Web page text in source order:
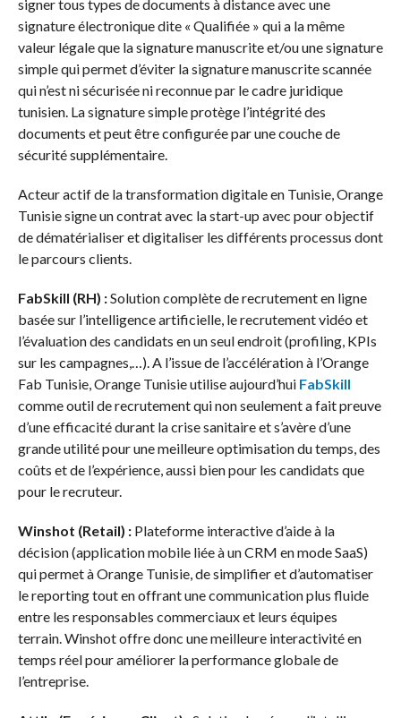
signer tous types de documents à distance avec une
signature électronique dite « Qualifiée » qui a la même
valeur légale que la signature manuscrite et/ou une signature
simple qui permet d’éviter la signature manuscrite scannée
qui n’est ni sécurisée ni reconnue par le cadre juridique
tunisien. La signature simple protège l’intégrité des
documents et peut être configurée par une couche de
sécurité supplémentaire.
Acteur actif de la transformation digitale en Tunisie, Orange
Tunisie signe un contrat avec la start-up avec pour objectif
de dématérialiser et digitaliser les différents processus dont
le parcours clients.
FabSkill (RH) :Solution complète de recrutement en ligne
basée sur l’intelligence artificielle, le recrutement vidéo et
l’évaluation des candidats en un seul endroit (profiling, KPIs
sur les campagnes,…). A l’issue de l’accélération à l’Orange
Fab Tunisie, Orange Tunisie utilise aujourd’hui FabSkill
comme outil de recrutement qui non seulement a fait preuve
d’une efficacité durant la crise sanitaire et s’avère d’une
grande utilité pour une meilleure optimisation du temps, des
coûts et de l’expérience, aussi bien pour les candidats que
pour le recruteur.
Winshot (Retail) :Plateforme interactive d’aide à la
décision (application mobile liée à un CRM en mode SaaS)
qui permet à Orange Tunisie, de simplifier et d’automatiser
le reporting tout en offrant une communication plus fluide
entre les responsables commerciaux et leurs équipes
terrain. Winshot offre donc une meilleure interactivité en
temps réel pour améliorer la performance globale de
l’entreprise.